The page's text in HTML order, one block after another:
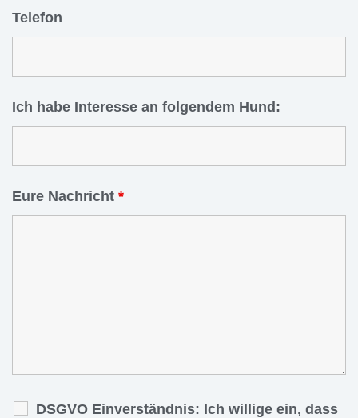
Telefon
Ich habe Interesse an folgendem Hund:
Eure Nachricht *
DSGVO Einverständnis: Ich willige ein, dass